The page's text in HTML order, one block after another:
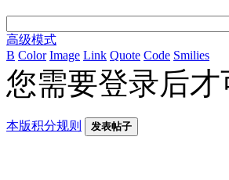
高级模式
B Color Image Link Quote Code Smilies
您需要登录后
本版积分规则 发表帖子